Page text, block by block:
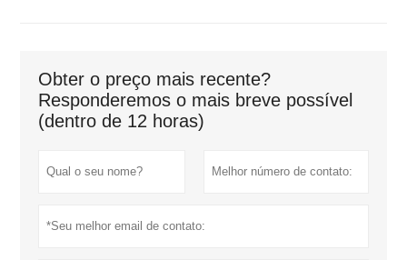
Obter o preço mais recente?
Responderemos o mais breve possível
(dentro de 12 horas)